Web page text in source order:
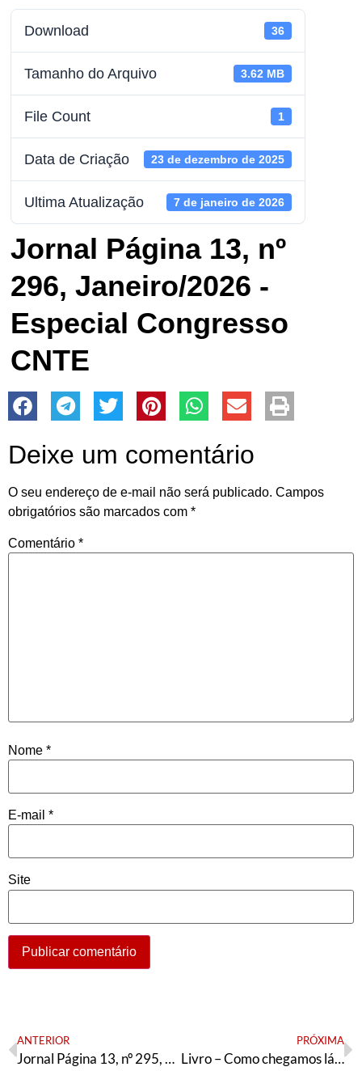
Download 36
Tamanho do Arquivo 3.62 MB
File Count 1
Data de Criação 23 de dezembro de 2025
Ultima Atualização 7 de janeiro de 2026
Jornal Página 13, nº
296, Janeiro/2026 -
Especial Congresso
CNTE
Deixe um comentário
O seu endereço de e-mail não será publicado. Campos
obrigatórios são marcados com *
Comentário *
Nome *
E-mail *
Site
ANTERIOR
Jornal Página 13, nº 295, Dezembro/2025 – Especial setorial de Saúde do PT
PRÓXIMA
Livro – Como chegamos lá: uma leitura política sobre o Governo Olívio Dutra (1999-2002)